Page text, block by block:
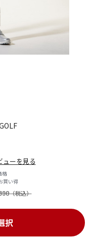
ューを見る
格
買い得
択